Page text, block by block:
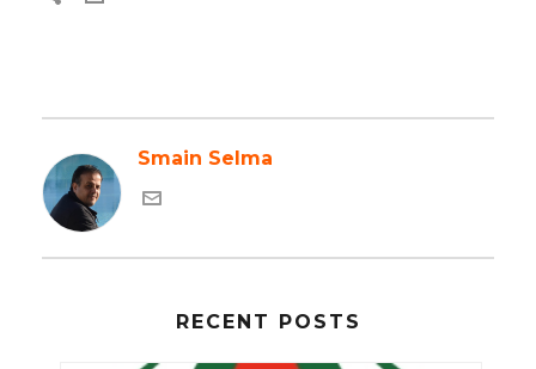
Smain Selma
RECENT POSTS